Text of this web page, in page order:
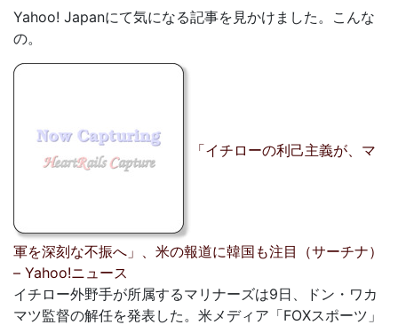
Yahoo! Japanにて気になる記事を見かけました。こんな
の。
「イチローの利己主義が、マ
軍を深刻な不振へ」、米の報道に韓国も注目（サーチナ）
– Yahoo!ニュース
イチロー外野手が所属するマリナーズは9日、ドン・ワカ
マツ監督の解任を発表した。米メディア「FOXスポーツ」